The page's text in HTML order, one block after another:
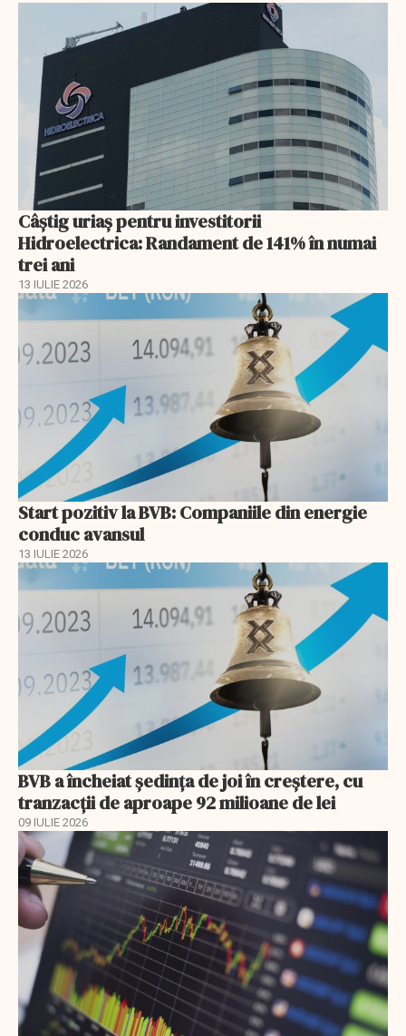
Câștig uriaș pentru investitorii
Hidroelectrica: Randament de 141% în numai
trei ani
13 IULIE 2026
Start pozitiv la BVB: Companiile din energie
conduc avansul
13 IULIE 2026
BVB a încheiat ședința de joi în creștere, cu
tranzacții de aproape 92 milioane de lei
09 IULIE 2026